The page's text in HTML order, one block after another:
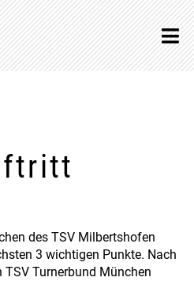
des TSV Milbertshofen
3 wichtigen Punkte. Nach
Turnerbund München